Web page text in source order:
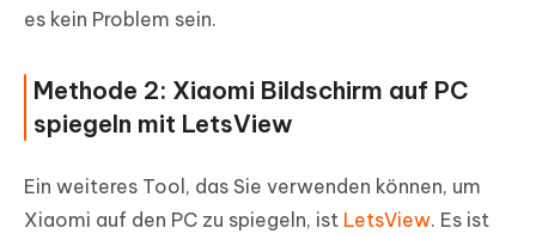
es kein Problem sein.
Methode 2: Xiaomi Bildschirm auf PC
spiegeln mit LetsView
Ein weiteres Tool, das Sie verwenden können, um
Xiaomi auf den PC zu spiegeln, ist LetsView. Es ist